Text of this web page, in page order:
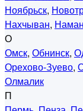
Ноябрьск,
Нахчыван,
О
Омск, Обнинск,
Орехово-Зуево,
Олмалик
П